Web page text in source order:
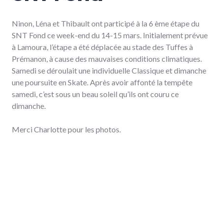
Ninon, Léna et Thibault ont participé à la 6 ème étape du
SNT Fond ce week-end du 14-15 mars. Initialement prévue
à Lamoura, l’étape a été déplacée au stade des Tuffes à
Prémanon, à cause des mauvaises conditions climatiques.
Samedi se déroulait une individuelle Classique et dimanche
une poursuite en Skate. Après avoir affonté la tempête
samedi, c’est sous un beau soleil qu’ils ont couru ce
dimanche.
Merci Charlotte pour les photos.